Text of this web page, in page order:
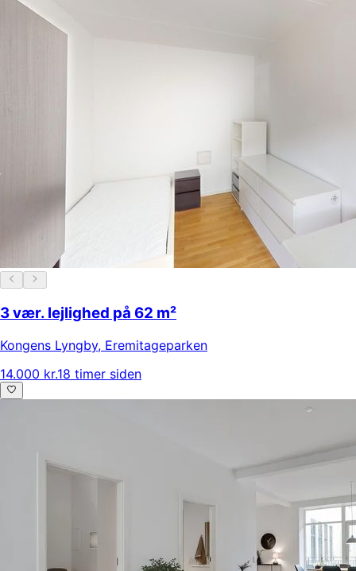
3 vær. lejlighed på 62 m²
Kongens Lyngby, Eremitageparken
14.000 kr.18 timer siden